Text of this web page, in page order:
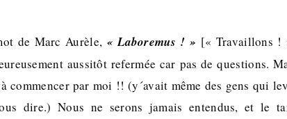
de Marc Aurèle, « Laboremus ! » [« Travaillons !
aussitôt refermée car pas de questions.
par moi !! (y´avait même des gens qui
dire.) Nous ne serons jamais entendus, et le